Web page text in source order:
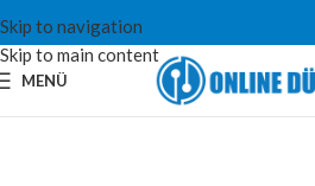
Skip to navigation
Skip to main content
MENÜ